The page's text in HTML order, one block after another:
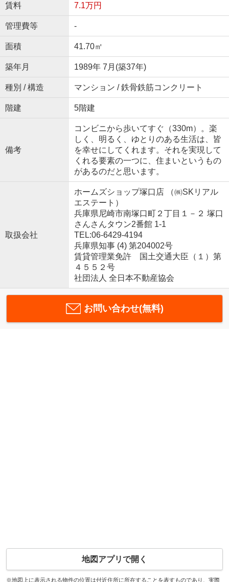
賃料 7.1万円
管理費等 -
面積 41.70㎡
築年月 1989年 7月(築37年)
種別 / 構造 マンション / 鉄骨鉄筋コンクリート
階建 5階建
備考
コンビニから歩いてすぐ（330m）。楽
しく、明るく、ゆとりのある生活は、皆
を幸せにしてくれます。それを実現して
くれる要素の一つに、住まいというもの
があるのだと思います。
取扱会社
ホームズショップ塚口店 （㈱SKリアル
エステート）
兵庫県尼崎市南塚口町２丁目１－２ 塚口
さんさんタウン2番館 1-1
TEL:06-6429-4194
兵庫県知事 (4) 第204002号
賃貸管理業免許 国土交通大臣（１）第
４５５２号
社団法人 全日本不動産協会
お問い合わせ(無料)
地図アプリで開く
※地図上に表示される物件の位置は付近住所に所在することを表すものであり、実際